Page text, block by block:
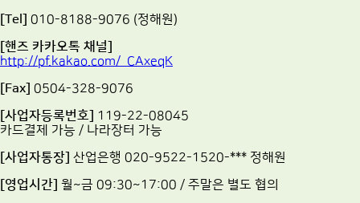
[Tel] 010-8188-9076 (정해원)
[핸즈 카카오톡 채널]
http://pf.kakao.com/_CAxeqK
[Fax] 0504-328-9076
[사업자등록번호] 119-22-08045
카드결제 가능 / 나라장터 가능
[사업자통장] 산업은행 020-9522-1520-*** 정해원
[영업시간] 월~금 09:30~17:00 / 주말은 별도 협의